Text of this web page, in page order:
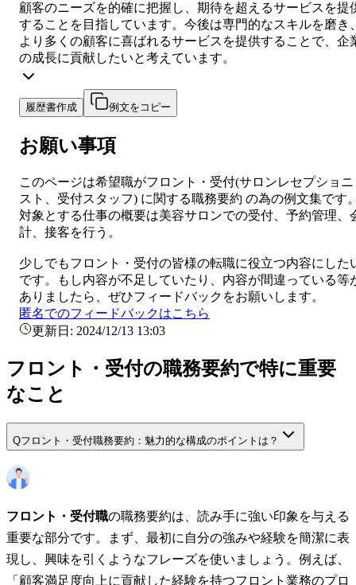
顧客のニーズを的確に把握し、期待を超えるサービスを提
することを目指しています。今後は専門的なスキルを磨き
より多くの顧客に喜ばれるサービスを提供することで、企
の成長に貢献したいと考えています。
履歴書作成 例文をコピー
お願い事項
このページは希望職がフロント・受付(サロンレセプショニ
スト、受付スタッフ) に関する職務要約 の為の例文集です
対象とする仕事の概要は美容サロンでの受付、予約管理、
計、接客を行う。
少しでもフロント・受付の皆様の転職に役立つ内容にした
です。もし内容が不足していたり、内容が間違っている等
ありましたら、ぜひフィードバックをお願いします。
匿名でのフィードバックはこちら
更新日: 2024/12/13 13:03
フロント・受付の職務要約で特に重要
なこと
Qフロント・受付職務要約：魅力的な構成のポイントは？
フロント・受付職の職務要約は、読み手に強い印象を与える
重要な部分です。まず、最初に自分の強みや経験を簡潔に表
現し、興味を引くようなフレーズを使いましょう。例えば、
「顧客満足度向上に貢献した経験を持つフロント業務のプロ